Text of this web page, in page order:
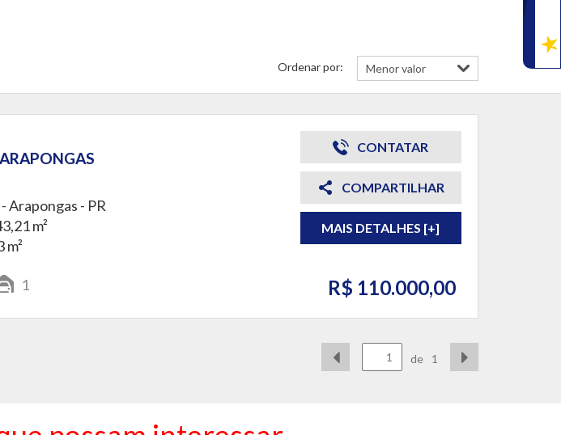
Ordenar por:
Arapongas - PR
m²
m²
1
CONTATAR
COMPARTILHAR
MAIS DETALHES [+]
R$ 110.000,00
de 1